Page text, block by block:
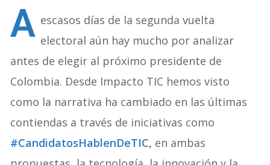
A escasos días de la segunda vuelta
electoral aún hay mucho por analizar
antes de elegir al próximo presidente de
Colombia. Desde Impacto TIC hemos visto
como la narrativa ha cambiado en las últimas
contiendas a través de iniciativas como
#CandidatosHablenDeTIC, en ambas